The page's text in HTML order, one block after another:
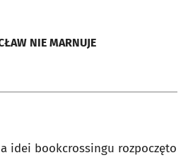
NIE MARNUJE
idei bookcrossingu rozpoczęto